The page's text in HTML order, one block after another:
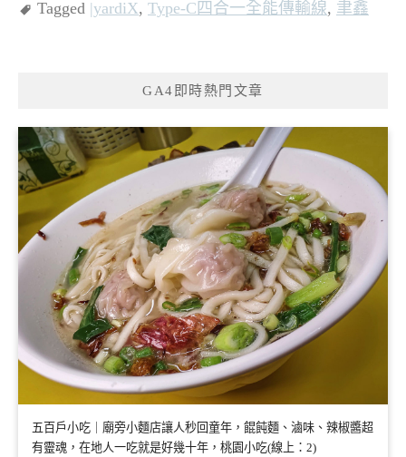
Tagged |yardiX, Type-C四合一全能傳輸線, 聿鑫
GA4即時熱門文章
五百戶小吃｜廟旁小麵店讓人秒回童年，餛飩麵、滷味、辣椒醬超
有靈魂，在地人一吃就是好幾十年，桃園小吃(線上：2)